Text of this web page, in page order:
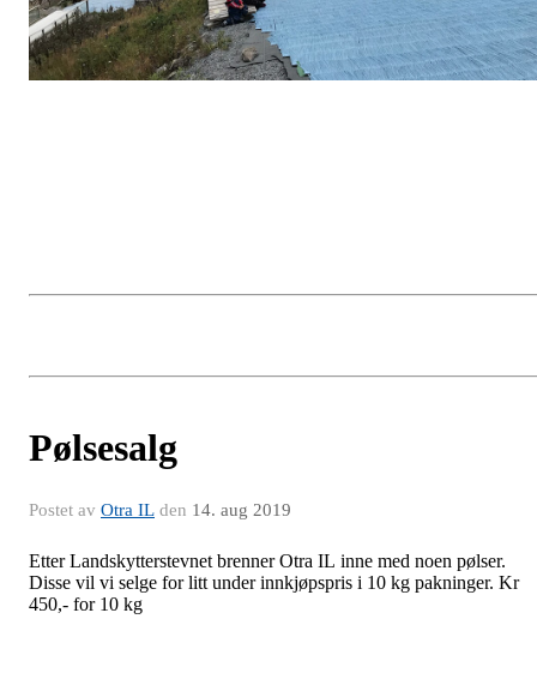
Pølsesalg
Postet av Otra IL den 14. aug 2019
Etter Landskytterstevnet brenner Otra IL inne med noen pølser.
Disse vil vi selge for litt under innkjøpspris i 10 kg pakninger. Kr
450,- for 10 kg